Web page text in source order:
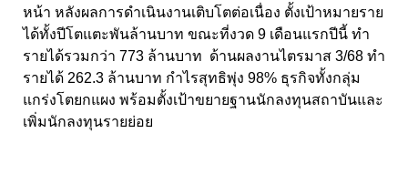
หน้า หลังผลการดำเนินงานเติบโตต่อเนื่อง ตั้งเป้าหมายราย
ได้ทั้งปีโตแตะพันล้านบาท ขณะที่งวด 9 เดือนแรกปีนี้ ทำ
รายได้รวมกว่า 773 ล้านบาท ด้านผลงานไตรมาส 3/68 ทำ
รายได้ 262.3 ล้านบาท กำไรสุทธิพุ่ง 98% ธุรกิจทั้งกลุ่ม
แกร่งโตยกแผง พร้อมตั้งเป้าขยายฐานนักลงทุนสถาบันและ
เพิ่มนักลงทุนรายย่อย